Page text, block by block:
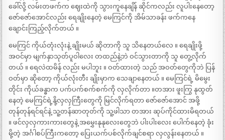
ခေါ်လို့ လမ်းတဖက်က ဈေးထဲကို သွားကူနေချိန် ဆိုင်ကလည်း လူပါးနေတော့
ဇော်ဇော်အောင်လည်း ရေချိုးနေတဲ့ မေကြင်ကို အိမ်သာခန်း ဖက်ကနေ
ချောင်းကြည့်လိုက်တယ် ။
မေကြင် ကိုယ်တုံးလုံးနဲ့ ချိုးမယ် ဆိုတာကို သူ သိနေတယ်လေ ။ ရေချိုးဖို့
အဝင်မှာ မျက်နှာသုတ်ပူဝါလေး တထည်နဲ့ဘဲ ဝင်သွားတာကို သူ တွေ့လိုက်
တယ် ။ ရေလဲထမိန် လည်း မပါဘူး ။ ဝတ်ထားတဲ့ သည် အဝတ်တွေကိုဘဲ ပြန်
ဝတ်မှာ ဆိုတော့ ကိုယ်လုံးတီး ချိုးမှာက သေချာနေတယ် ။ မေကြင်ရဲ့ မိမွေး
တိုင်း ကိုယ်ခန္ဓာက ပက်ပက်စက်စက်ကို လှလိုက်တာ ။တအား ဖူးကြွ နုထွတ်
နေတဲ့ မေကြင်ရဲ့နို့လှလှကြီးတွေကို မြင်လိုက်ရတာ ဇော်ဇော်အောင် အဖို့
တုန်တုန်ရင်ရင်နဲ့ သူ့တန်ဆာတုတ်ကို သူ့ဖါသာ တအား ဆုပ်ကိုင်ထားမိရတယ်
။ ဖင်လှလှကားကားတွေနဲ့ အမွှေးနုနုလေးတွေဘဲ ပါးပါးလေး ပေါက်နေတဲ့ ခုံး
မို့တဲ့ အင်္ဂါစပ်ကြီးကတော့ ပြေးယက်ပစ်လိုက်ချင်စရာ လှလွန်းနေတယ် ။